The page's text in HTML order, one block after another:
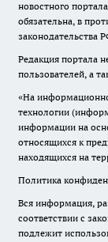
новостного
обязательна, в
законодательства
Редакция портала
пользователей, а
«На
технологии
информации на
относящихся к
находящихся на
Политика
Вся информация,
соответствии с
подлежит